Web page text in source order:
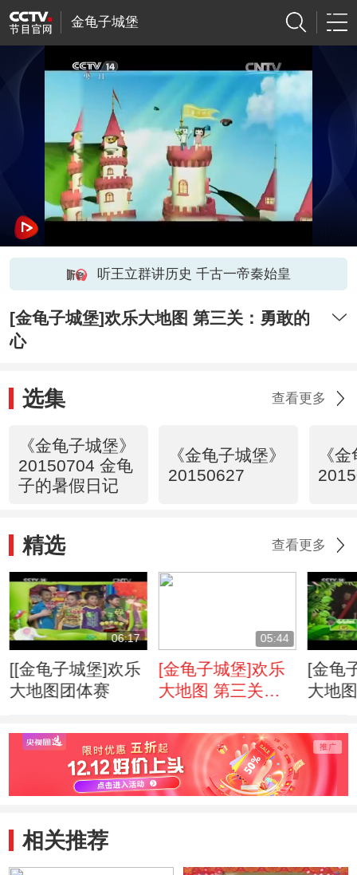
金龟子城堡
听王立群讲历史 千古一帝秦始皇
[金龟子城堡]欢乐大地图 第三关：勇敢的
心
选集 查看更多
《金龟子城堡》
20150704 金龟
子的暑假日记
《金龟子城堡》
20150627
《
精选 查看更多
06:17
[[金龟子城堡]欢乐
大地图团体赛
05:44
[金龟子城堡]欢乐
大地图 第三关：
[金龟
大地
相关推荐